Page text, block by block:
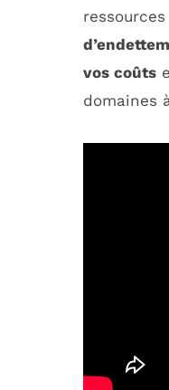
vos coûts
domaines